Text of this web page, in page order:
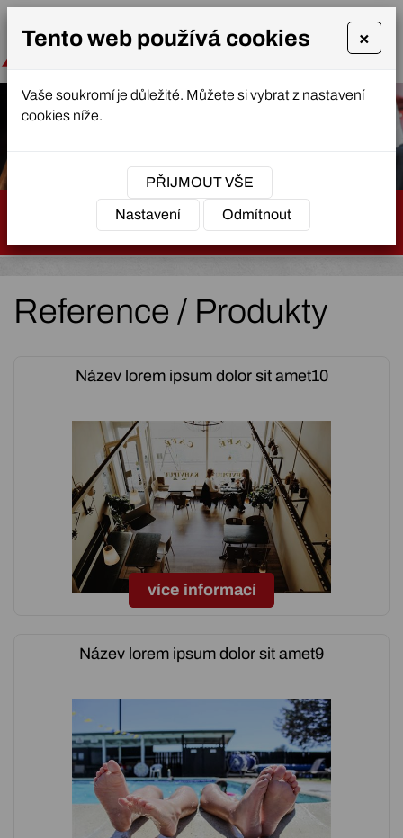
NÁZEV PODPOLOŽKY
Reference / Produkty
Název lorem ipsum dolor sit amet10
více informací
Název lorem ipsum dolor sit amet9
Tento web používá cookies ×
Vaše soukromí je důležité. Můžete si vybrat z nastavení
cookies níže.
PŘIJMOUT VŠE
Nastavení Odmítnout